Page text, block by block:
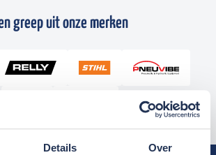
Details Over
greep uit onze merken